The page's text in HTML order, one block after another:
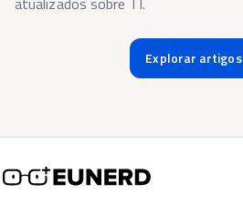
Explorar artigos